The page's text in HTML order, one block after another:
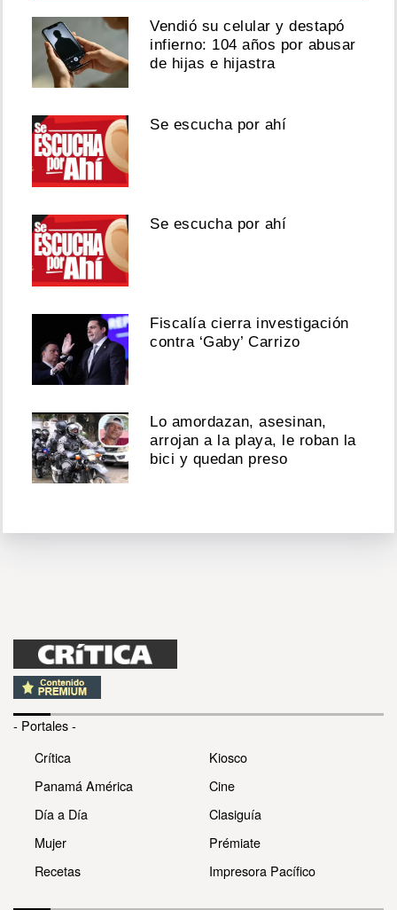
Vendió su celular y destapó
infierno: 104 años por abusar
de hijas e hijastra
Se escucha por ahí
Se escucha por ahí
Fiscalía cierra investigación
contra ‘Gaby’ Carrizo
Lo amordazan, asesinan,
arrojan a la playa, le roban la
bici y quedan preso
- Portales -
Crítica
Panamá América
Día a Día
Mujer
Recetas
Kiosco
Cine
Clasiguía
Prémiate
Impresora Pacífico